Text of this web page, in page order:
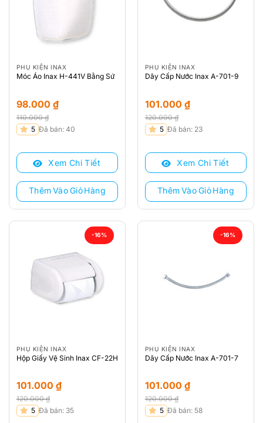
PHỤ KIỆN INAX
Móc Áo Inax H-441V Bằng Sứ
110.000₫
Giá
là:
110.000 ₫.
98.000 ₫
Giá
tại
98.000 ₫.
5 Đã bán: 40
Xem Chi Tiết
Thêm Vào Giỏ Hàng
PHỤ KIỆN INAX
Dây Cấp Nước Inax A-701-9
120.000₫
Giá
là:
120.000 ₫.
101.000 ₫
Giá
tại
101.000 ₫.
5 Đã bán: 23
Xem Chi Tiết
Thêm Vào Giỏ Hàng
-16%
PHỤ KIỆN INAX
Hộp Giấy Vệ Sinh Inax CF-22H
120.000₫
Giá
101.000 ₫
Giá 5 Đã bán: 35
-16%
PHỤ KIỆN INAX
Dây Cấp Nước Inax A-701-7
120.000₫
Giá
101.000 ₫
Giá 5 Đã bán: 58